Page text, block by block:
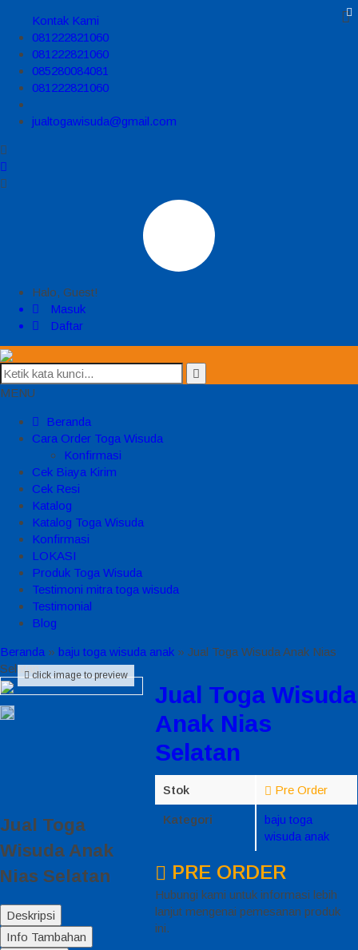
Kontak Kami
081222821060
081222821060
085280084081
081222821060
jualtogawisuda@gmail.com
Halo, Guest!
Masuk
Daftar
MENU
Beranda
Cara Order Toga Wisuda
Konfirmasi
Cek Biaya Kirim
Cek Resi
Katalog
Katalog Toga Wisuda
Konfirmasi
LOKASI
Produk Toga Wisuda
Testimoni mitra toga wisuda
Testimonial
Blog
Beranda » baju toga wisuda anak » Jual Toga Wisuda Anak Nias
Selatanclick image to preview
Jual Toga Wisuda
Anak Nias
Selatan
Stok Pre Order
Kategori
baju toga
wisuda anak
PRE ORDER
Hubungi kami untuk informasi lebih
lanjut mengenai pemesanan produk
ini.
Jual Toga
Wisuda Anak
Nias Selatan
Deskripsi
Info Tambahan